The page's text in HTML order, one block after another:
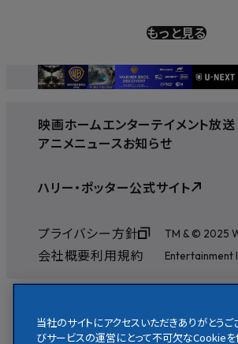
もっと見る
映画ホームエンターテイメント放送
アニメニュースお知らせ
ハリー・ポッター公式サイト
プライバシー方針
会社概要利用規約
TM & © 2025
Entertainment
当社のサイトにアクセスいただきありがとうご
びサービスの運営にとって不可欠なCookieを